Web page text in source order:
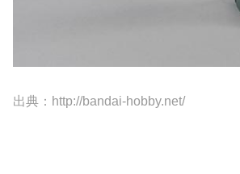
出典：http://bandai-hobby.net/